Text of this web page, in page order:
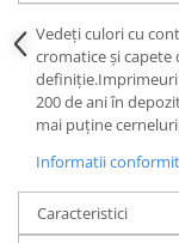
Vedeți culori cu
cromatice și
definiție.Imprimeuri
200 de ani în
mai puține
Informatii
Caracteristici